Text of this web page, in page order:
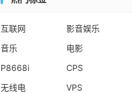
互联网 影音娱乐
音乐
电影
P8668i
CPS
无线电
VPS